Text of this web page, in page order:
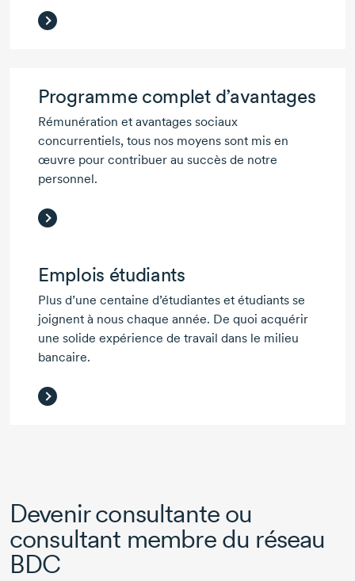
Programme complet d’avantages
Rémunération et avantages sociaux
concurrentiels, tous nos moyens sont mis en
œuvre pour contribuer au succès de notre
personnel.
Emplois étudiants
Plus d’une centaine d’étudiantes et étudiants se
joignent à nous chaque année. De quoi acquérir
une solide expérience de travail dans le milieu
bancaire.
Devenir consultante ou
consultant membre du réseau
BDC